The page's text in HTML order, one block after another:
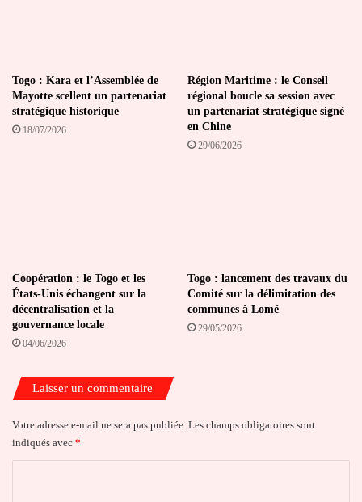
Togo : Kara et l’Assemblée de
Mayotte scellent un partenariat
stratégique historique
18/07/2026
Région Maritime : le Conseil
régional boucle sa session avec
un partenariat stratégique signé
en Chine
29/06/2026
Coopération : le Togo et les
États-Unis échangent sur la
décentralisation et la
gouvernance locale
04/06/2026
Togo : lancement des travaux du
Comité sur la délimitation des
communes à Lomé
29/05/2026
Laisser un commentaire
Votre adresse e-mail ne sera pas publiée. Les champs obligatoires sont
indiqués avec *